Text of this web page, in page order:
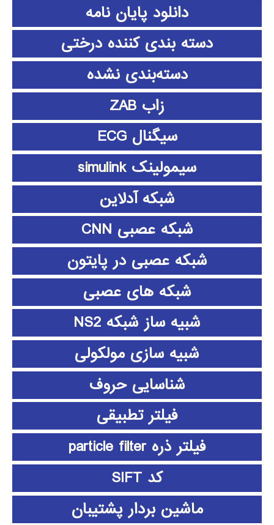
دانلود پايان نامه
دسته بندی کننده درختی
دسته‌بندی نشده
زاب ZAB
سیگنال ECG
سیمولینک simulink
شبکه آدلاین
شبکه عصبی CNN
شبکه عصبی در پایتون
شبکه های عصبی
شبیه ساز شبکه NS2
شبیه سازی مولکولی
شناسایی حروف
فیلتر تطبیقی
فیلتر ذره particle filter
کد SIFT
ماشین بردار پشتیبان